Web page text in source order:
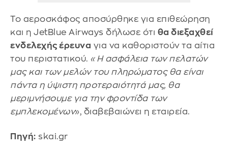
Το αεροσκάφος αποσύρθηκε για επιθεώρηση
και η JetBlue Airways δήλωσε ότι θα διεξαχθεί
ενδελεχής έρευνα για να καθοριστούν τα αίτια
του περιστατικού. «Η ασφάλεια των πελατών
μας και των μελών του πληρώματος θα είναι
πάντα η ύψιστη προτεραιότητά μας, θα
μεριμνήσουμε για την φροντίδα των
εμπλεκομένων», διαβεβαιώνει η εταιρεία.
Πηγή: skai.gr